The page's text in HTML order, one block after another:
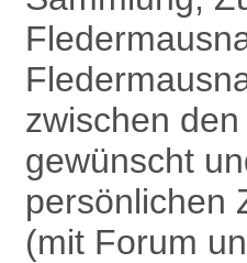
zwischen
gewünscht
persönlichen
(mit Forum